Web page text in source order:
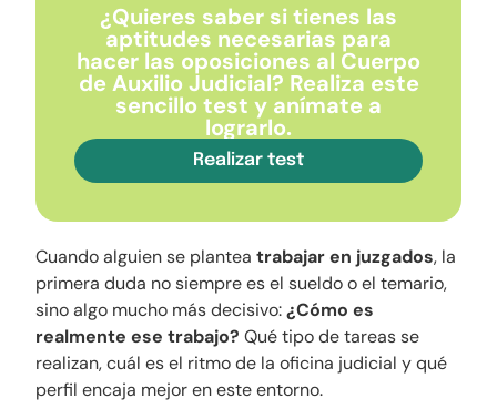
¿Quieres saber si tienes las
aptitudes necesarias para
hacer las oposiciones al Cuerpo
de Auxilio Judicial? Realiza este
sencillo test y anímate a
lograrlo.
Realizar test
Cuando alguien se planteatrabajar en juzgados, la
primera duda no siempre es el sueldo o el temario,
sino algo mucho más decisivo:¿Cómo es
realmente ese trabajo? Qué tipo de tareas se
realizan, cuál es el ritmo de la oficina judicial y qué
perfil encaja mejor en este entorno.